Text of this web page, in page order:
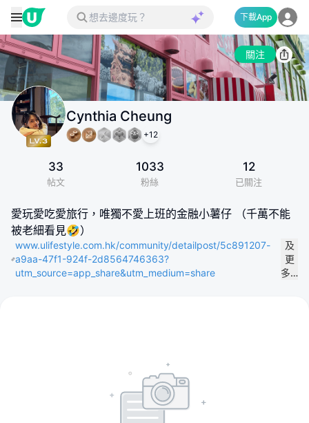
下載App
關注
Cynthia Cheung
+12
33
帖文
1033
粉絲
12
已關注
愛玩愛吃愛旅行，唯獨不愛上班的金融小薯仔 （千萬不能
被老細看見🤣）
www.ulifestyle.com.hk/community/detailpost/5c891207-
a9aa-47f1-924f-2d8564746363?
utm_source=app_share&utm_medium=share
及
更
多…